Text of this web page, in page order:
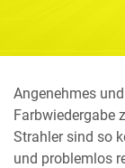
Angenehmes
Farbwiedergabe
Strahler sind so
und problemlos